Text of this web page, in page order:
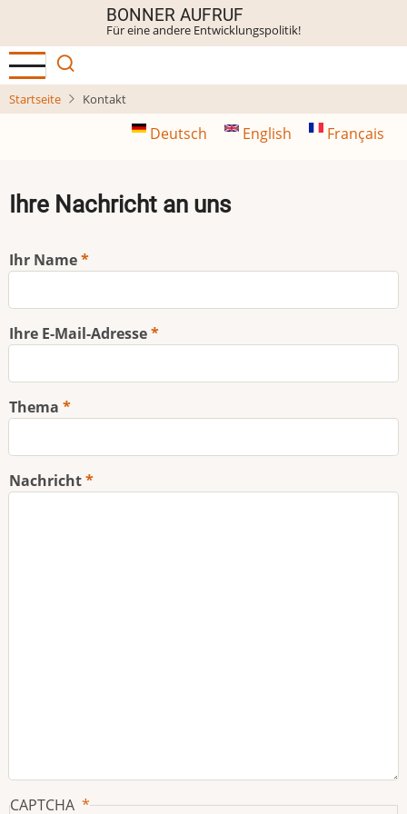
Inhalt
BONNER AUFRUF
Für eine andere Entwicklungspolitik!
Startseite Kontakt
Deutsch English Français
Ihre Nachricht an uns
Ihr Name
Ihre E-Mail-Adresse
Thema
Nachricht
CAPTCHA